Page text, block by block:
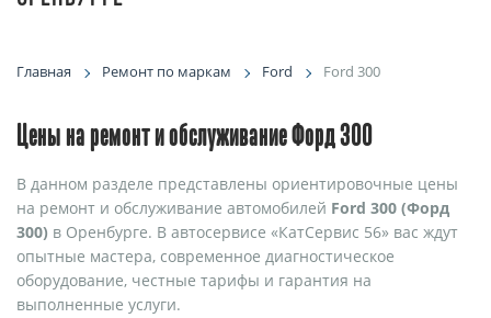
Главная Ремонт по маркам Ford Ford 300
Цены на ремонт и обслуживание Форд 300
В данном разделе представлены ориентировочные цены
на ремонт и обслуживание автомобилей Ford 300 (Форд
300) в Оренбурге. В автосервисе «КатСервис 56» вас ждут
опытные мастера, современное диагностическое
оборудование, честные тарифы и гарантия на
выполненные услуги.